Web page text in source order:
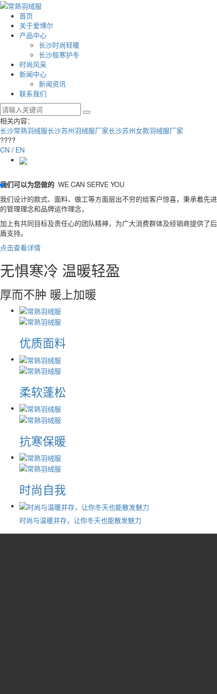
首页
关于爱博尔
产品中心
长沙时尚轻暖
长沙极寒护冬
时尚风采
新闻中心
新闻资讯
联系我们
相关内容：
长沙常熟羽绒服长沙苏州羽绒服厂家长沙苏州女款羽绒服厂家
????
CN / EN
我们可以为您做的 WE CAN SERVE YOU
我们设计的款式、面料、做工等方面层出不穷的给客户惊喜，秉承着先进
的管理理念和品牌运作理念，
加上有共同目标及责任心的团队精神，为广大消费群体及经销商提供了后
盾支持。
点击查看详情
无惧寒冷 温暖轻盈
厚而不肿 暖上加暖
优质面料
柔软蓬松
抗寒保暖
时尚自我
时尚与温暖并存，让你冬天也能散发魅力